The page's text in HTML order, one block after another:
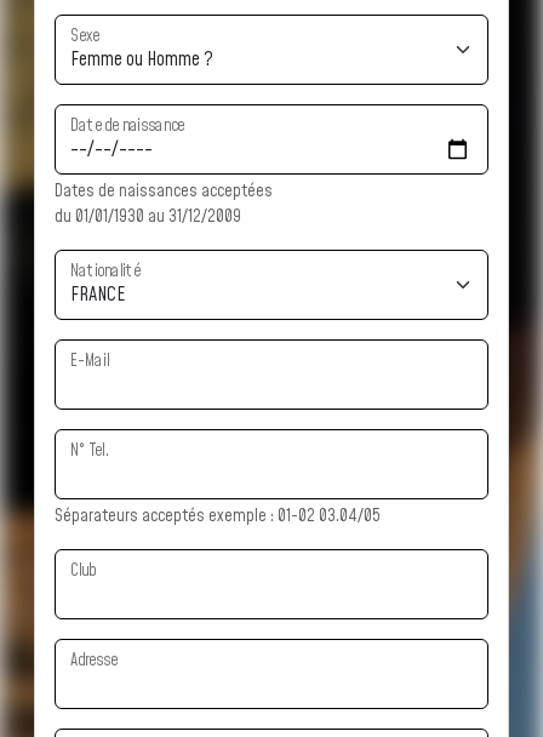
Sexe
Date de naissance
Dates de naissances acceptées
du 01/01/1930 au 31/12/2009
Nationalité
E-Mail
N° Tel.
Séparateurs acceptés exemple : 01-02 03.04/05
Club
Adresse